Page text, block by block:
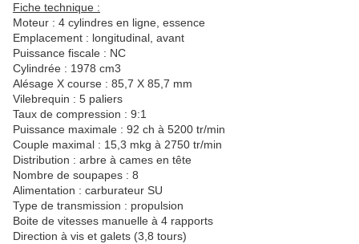
Fiche technique :
Moteur : 4 cylindres en ligne, essence
Emplacement : longitudinal, avant
Puissance fiscale : NC
Cylindrée : 1978 cm3
Alésage X course : 85,7 X 85,7 mm
Vilebrequin : 5 paliers
Taux de compression : 9:1
Puissance maximale : 92 ch à 5200 tr/min
Couple maximal : 15,3 mkg à 2750 tr/min
Distribution : arbre à cames en tête
Nombre de soupapes : 8
Alimentation : carburateur SU
Type de transmission : propulsion
Boite de vitesses manuelle à 4 rapports
Direction à vis et galets (3,8 tours)